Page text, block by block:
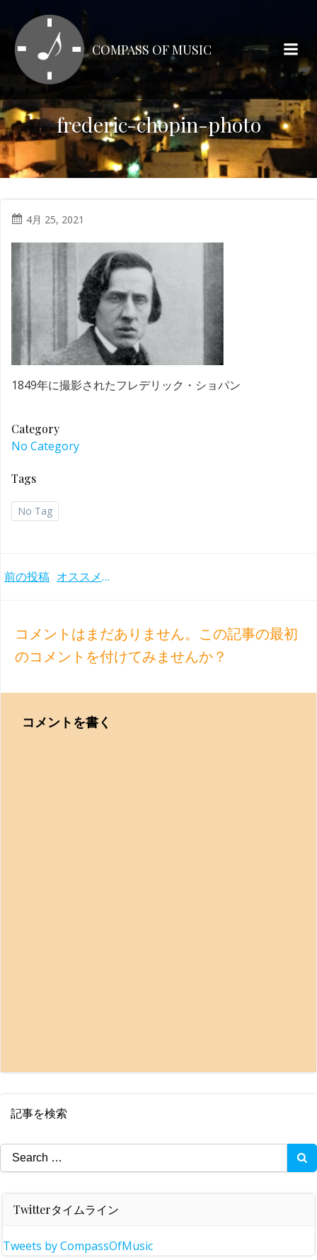
テ
ン
ツ
ス
キ
ッ
プ
COMPASS OF MUSIC
frederic-chopin-photo
4月 25, 2021
1849年に撮影されたフレデリック・ショパン
Category
No Category
Tags
No Tag
Post
前の投稿 オススメのショパンのバラード録音
コメントはまだありません。この記事の最初
のコメントを付けてみませんか？
コメントを書く
記事を検索
Search
for:
Twitterタイムライン
Tweets by CompassOfMusic